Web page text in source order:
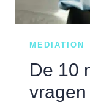
MEDIATION
De 10